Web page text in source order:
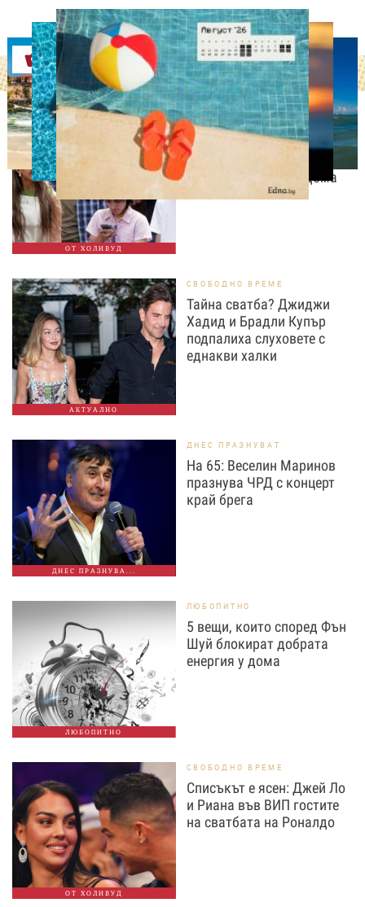
Оферти
ОТ ХОЛИВУД
СВОБОДНО ВРЕМЕ
Дженифър Лопес събира
спомени с близнаците си
преди да напуснат дома
АКТУАЛНО
СВОБОДНО ВРЕМЕ
Тайна сватба? Джиджи
Хадид и Брадли Купър
подпалиха слуховете с
еднакви халки
ДНЕС ПРАЗНУВА...
ДНЕС ПРАЗНУВАТ
На 65: Веселин Маринов
празнува ЧРД с концерт
край брега
ЛЮБОПИТНО
ЛЮБОПИТНО
5 вещи, които според Фън
Шуй блокират добрата
енергия у дома
ОТ ХОЛИВУД
СВОБОДНО ВРЕМЕ
Списъкът е ясен: Джей Ло
и Риана във ВИП гостите
на сватбата на Роналдо